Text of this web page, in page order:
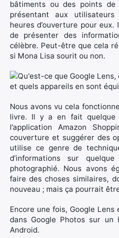
bâtiments ou des points de
présentant aux
heures d’ouverture pour
de présenter des
célèbre. Peut-être que cela
si Mona Lisa sourit ou non.
Nous avons vu cela
livre. Il y a en fait quelque
l’application Amazon
couverture et suggérer des
utilise ce genre de
d’informations sur
photographié. Nous avons
faire des choses similaires,
nouveau ; mais ça pourrait
Encore une fois, Google
dans Google Photos sur un
Android.
Rechercher
: